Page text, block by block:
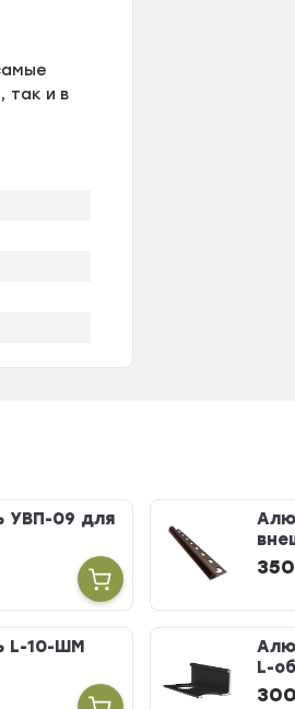
так и в
УВП-09 для
350
L-10-ШМ
L-
300